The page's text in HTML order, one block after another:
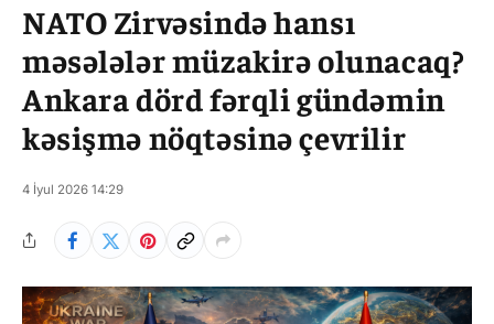
NATO Zirvəsində hansı
məsələlər müzakirə olunacaq?
Ankara dörd fərqli gündəmin
kəsişmə nöqtəsinə çevrilir
4 İyul 2026 14:29